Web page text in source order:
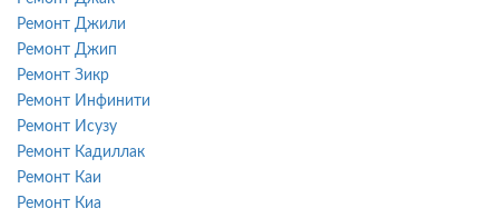
Ремонт Джили
Ремонт Джип
Ремонт Зикр
Ремонт Инфинити
Ремонт Исузу
Ремонт Кадиллак
Ремонт Каи
Ремонт Киа